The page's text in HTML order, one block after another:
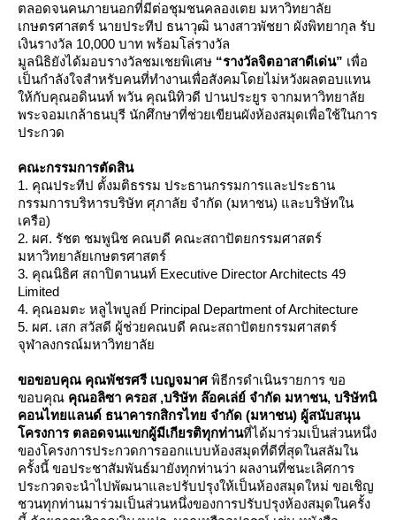
ตลอดจนคนภายนอกที่มีต่อชุมชนคลองเตย มหาวิทยาลั
เกษตรศาสตร์ นายประทีป ธนาวุฒิ นางสาวพัชยา ผังพิทยากุล รับ
เงินรางวัล 10,000 บาท พร้อมโล่รางวัล
มูลนิธิยังได้มอบรางวัลชมเชยพิเศษ “รางวัลจิตอาสาดีเด่น” เพื่อ
เป็นกำลังใจสำหรับคนที่ทำงานเพื่อสังคมโดยไม่หวังผลตอบแทน
ห้กับคุณอดินนท์ พวัน คุณนิทิวดี ปานประยูร จากมหาวิทยาลั
พระจอมเกล้าธนบุรี นักศึกษาที่ช่วยเขียนผังห้องสมุดเพื่อใช้ในการ
ประกวด
คณะกรรมการตัดสิน
1. คุณประทีป ตั้งมติธรรม ประธานกรรมการและประธาน
กรรมการบริหารบริษัท ศุภาลัย จำกัด (มหาชน) และบริษัทใน
เครือ)
2. ผศ. รัชต ชมพูนิช คณบดี คณะสถาปัตยกรรมศาสตร์
มหาวิทยาลัยเกษตรศาสตร์
3. คุณนิธิศ สถาปิตานนท์ Executive Director Architects 49
Limited
4. คุณอมตะ หลูไพบูลย์ Principal Department of Architecture
5. ผศ. เสก สวัสดี ผู้ช่วยคณบดี คณะสถาปัตยกรรมศาสตร์
จุฬาลงกรณ์มหาวิทยาลั
ขอขอบคุณ คุณพัชรศรี เบญจมาศ พิธีกรดำเนินรายการ ขอ
ขอบคุณ คุณอลิซา ครอส ,บริษัท ล๊อคเล่ย์ จำกัด มหาชน, บริษัทนิ
คอนไทยแลนด์ ธนาคารกสิกรไทย จำกัด (มหาชน) ผู้สนับสนุน
ครงการ ตลอดจนแขกผู้มีเกียรติทุกท่านที่ได้มาร่วมเป็นส่วนหนึ่ง
ของโครงการประกวดการออกแบบห้องสมุดที่ดีที่สุดในสลัมใน
ครั้งนี้ ขอประชาสัมพันธ์มายังทุกท่านว่า ผลงานที่ชนะเลิศการ
ประกวดจะนำไปพัฒนาและปรับปรุงให้เป็นห้องสมุดใหม่ ขอเชิญ
ชวนทุกท่านมาร่วมเป็นส่วนหนึ่งของการปรับปรุงห้องสมุดในครั้ง